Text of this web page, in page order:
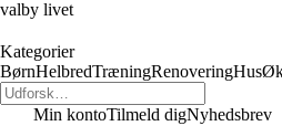
valby livet
Kategorier
BørnHelbredTræningRenoveringHus
Min kontoTilmeld digNyhedsbrev